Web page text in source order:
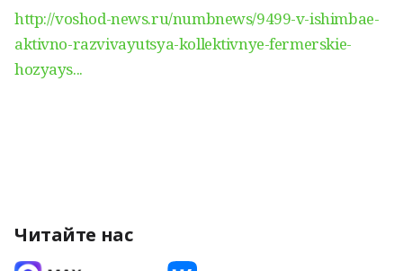
http://voshod-news.ru/numbnews/9499-v-ishimbae-
aktivno-razvivayutsya-kollektivnye-fermerskie-
hozyays...
Читайте нас